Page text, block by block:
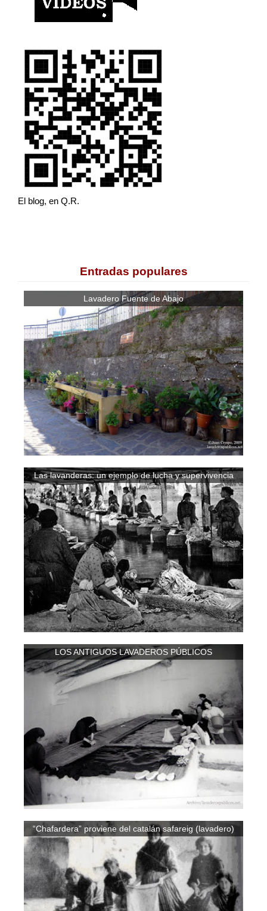
El blog, en Q.R.
Entradas populares
Lavadero Fuente de Abajo
Las lavanderas: un ejemplo de lucha y supervivencia
LOS ANTIGUOS LAVADEROS PÚBLICOS
“Chafardera” proviene del catalán safareig (lavadero)